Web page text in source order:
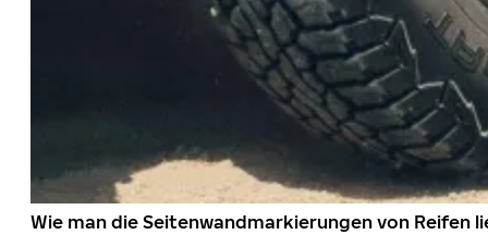
Wie man die Seitenwandmarkierungen von Reifen